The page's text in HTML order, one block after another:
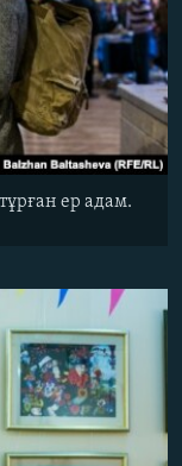
ер адам.